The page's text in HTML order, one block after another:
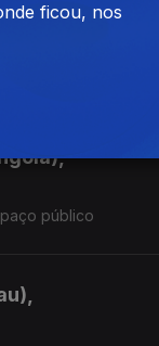
público
ficou, nos